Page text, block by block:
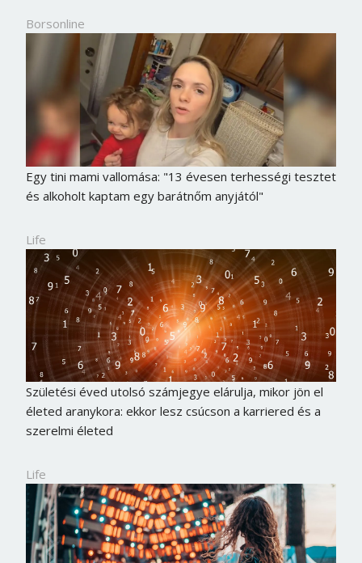
Borsonline
Egy tini mami vallomása: "13 évesen terhességi tesztet
és alkoholt kaptam egy barátnőm anyjától"
Life
Születési éved utolsó számjegye elárulja, mikor jön el
életed aranykora: ekkor lesz csúcson a karriered és a
szerelmi életed
Life